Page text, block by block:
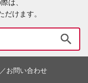
は、
だけます。
お問い合わせ